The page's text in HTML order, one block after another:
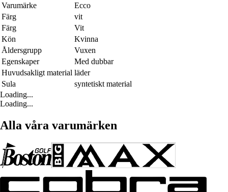
Varumärke
Ecco
Färg
vit
Färg
Vit
Kön
Kvinna
Åldersgrupp
Vuxen
Egenskaper
Med dubbar
Huvudsakligt material läder
Sula
syntetiskt material
Loading...
Loading...
Alla våra varumärken